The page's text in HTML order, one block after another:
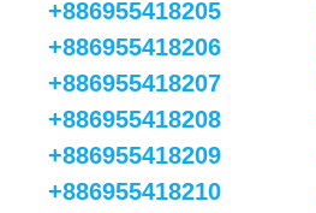
+886955418205
+886955418206
+886955418207
+886955418208
+886955418209
+886955418210